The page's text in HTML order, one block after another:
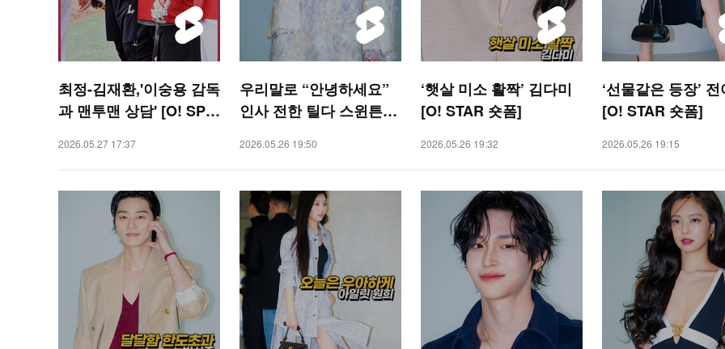
최정-김재환,'이숭용 감독
과 맨투맨 상담' [O! SPO
2026.05.27 17:37
우리말로 “안녕하세요”
인사 전한 틸다 스윈튼
2026.05.26 19:50
‘햇살 미소 활짝’ 김다미
[O! STAR 숏폼]
2026.05.26 19:32
‘선물같은 등장’
[O! STAR 숏폼]
2026.05.26 19:15